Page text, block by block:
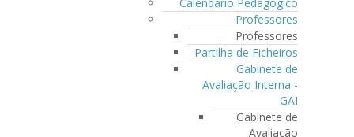
Professores
Professores
Partilha de Ficheiros
Gabinete de
Avaliação Interna -
GAI
Gabinete de
Avaliação